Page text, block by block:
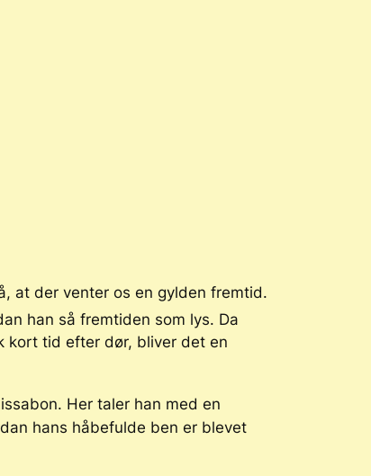
at der venter os en gylden fremtid.
han så fremtiden som lys. Da
kort tid efter dør, bliver det en
Her taler han med en
hans håbefulde ben er blevet